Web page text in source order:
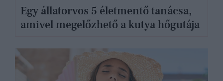
Egy állatorvos 5 életmentő tanácsa,
amivel megelőzhető a kutya hőgutája